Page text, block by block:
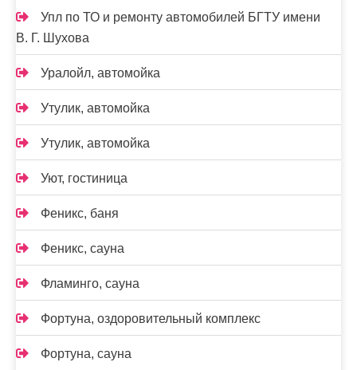
Упл по ТО и ремонту автомобилей БГТУ имени
В. Г. Шухова
Уралойл, автомойка
Утулик, автомойка
Утулик, автомойка
Уют, гостиница
Феникс, баня
Феникс, сауна
Фламинго, сауна
Фортуна, оздоровительный комплекс
Фортуна, сауна